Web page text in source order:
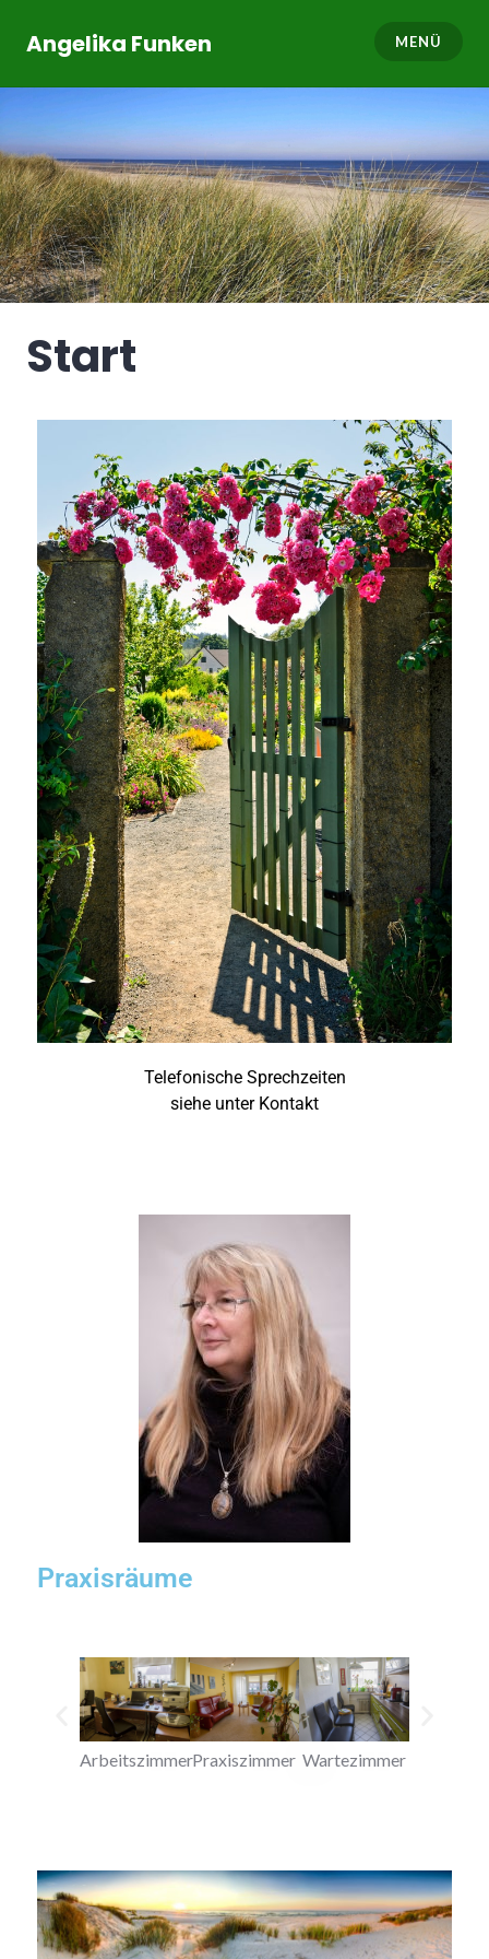
Angelika Funken MENÜ
Start
Telefonische Sprechzeiten
siehe unter Kontakt
Praxisräume
ArbeitszimmerPraxiszimmer Wartezimmer